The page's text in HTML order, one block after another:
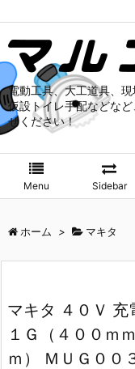
電動工具、大工道具、
仮設トイレ手配などな
せください！
Menu Sidebar
ホーム > マキタ
マキタ ４０Ｖ 充
１Ｇ（４００ｍ
ｍ） ＭＵＧ００